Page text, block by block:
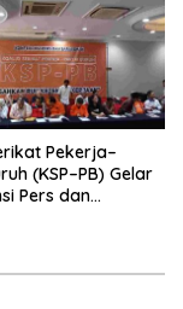
dan
Organisasi
Berbasis Riset di
dan
Pekerja–
(KSP–PB) Gelar
Pers dan
Baru.